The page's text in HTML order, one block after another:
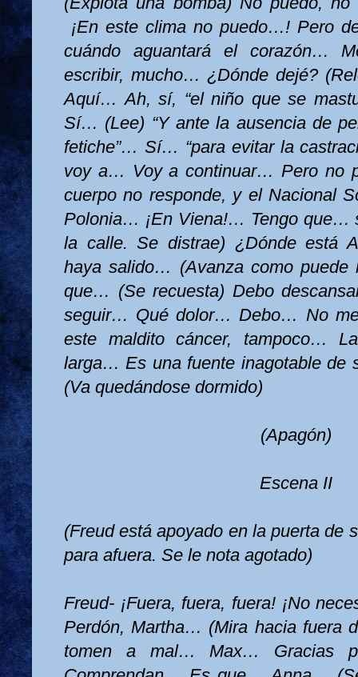
¡En este clima no puedo…! Pero
cuándo aguantará el corazón…
escribir, mucho… ¿Dónde dejé?
Aquí… Ah, sí, “el niño que se
Sí… (Lee) “Y ante la ausencia de
fetiche”… Sí… “para evitar la
voy a… Voy a continuar… Pero no
cuerpo no responde, y el Nacional
Polonia… ¡En Viena!… Tengo que…
la calle. Se distrae) ¿Dónde está
haya salido… (Avanza como puede
que… (Se recuesta) Debo
seguir… Qué dolor… Debo… No
este maldito cáncer, tampoco…
larga… Es una fuente inagotable
(Va quedándose dormido)
(Apagón)
Escena II
(Freud está apoyado en la puerta de
para afuera. Se le nota agotado)
Freud- ¡Fuera, fuera, fuera! ¡No
Perdón, Martha… (Mira hacia fuera
tomen a mal… Max… Gracias